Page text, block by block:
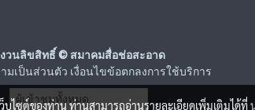
วนลิขสิทธิ์ © สมาคมสื่อช่อสะอาด
มเป็นส่วนตัว เงื่อนไขข้อตกลงการใช้บริการ
ผู้เข้าชมวันนี้ 6,782
ไซต์ของท่าน ท่านสามารถอ่านรายละเอียดเพิ่มเติมได้ที่